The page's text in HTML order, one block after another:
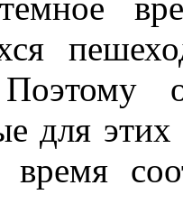
Поэтому
для